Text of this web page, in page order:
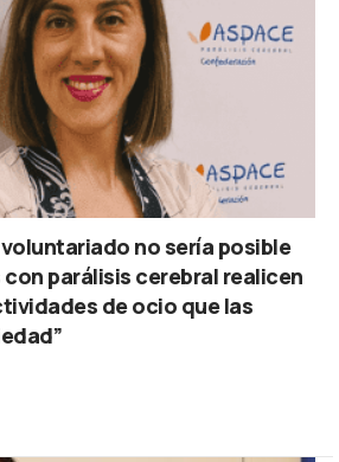
voluntariado no sería posible
parálisis cerebral realicen
de ocio que las